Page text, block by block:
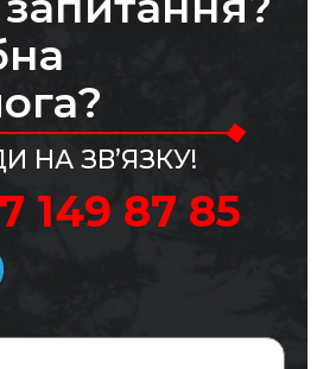
НА ЗВ’ЯЗКУ!
149 87 85